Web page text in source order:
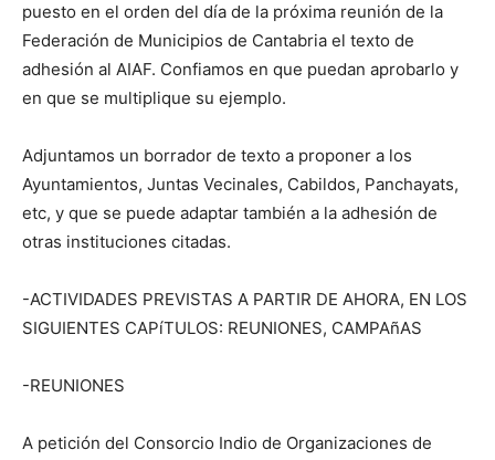
puesto en el orden del día de la próxima reunión de la
Federación de Municipios de Cantabria el texto de
adhesión al AIAF. Confiamos en que puedan aprobarlo y
en que se multiplique su ejemplo.
Adjuntamos un borrador de texto a proponer a los
Ayuntamientos, Juntas Vecinales, Cabildos, Panchayats,
etc, y que se puede adaptar también a la adhesión de
otras instituciones citadas.
-ACTIVIDADES PREVISTAS A PARTIR DE AHORA, EN LOS
SIGUIENTES CAPíTULOS: REUNIONES, CAMPAñAS
-REUNIONES
A petición del Consorcio Indio de Organizaciones de